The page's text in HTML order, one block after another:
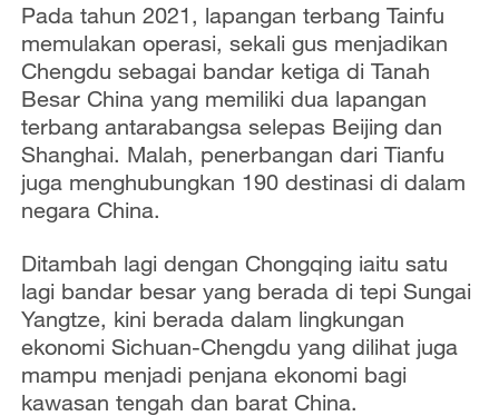
Pada tahun 2021, lapangan terbang Tainfu
memulakan operasi, sekali gus menjadikan
Chengdu sebagai bandar ketiga di Tanah
Besar China yang memiliki dua lapangan
terbang antarabangsa selepas Beijing dan
Shanghai. Malah, penerbangan dari Tianfu
juga menghubungkan 190 destinasi di dalam
negara China.
Ditambah lagi dengan Chongqing iaitu satu
lagi bandar besar yang berada di tepi Sungai
Yangtze, kini berada dalam lingkungan
ekonomi Sichuan-Chengdu yang dilihat juga
mampu menjadi penjana ekonomi bagi
kawasan tengah dan barat China.